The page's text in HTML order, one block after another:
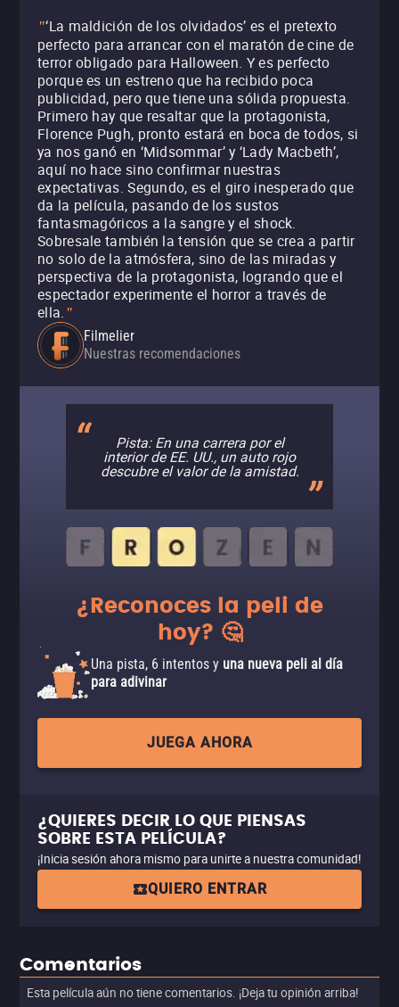
"‘La maldición de los olvidados’ es el pretexto
perfecto para arrancar con el maratón de cine de
terror obligado para Halloween. Y es perfecto
porque es un estreno que ha recibido poca
publicidad, pero que tiene una sólida propuesta.
Primero hay que resaltar que la protagonista,
Florence Pugh, pronto estará en boca de todos, si
ya nos ganó en ‘Midsommar’ y ‘Lady Macbeth’,
aquí no hace sino confirmar nuestras
expectativas. Segundo, es el giro inesperado que
da la película, pasando de los sustos
fantasmagóricos a la sangre y el shock.
Sobresale también la tensión que se crea a partir
no solo de la atmósfera, sino de las miradas y
perspectiva de la protagonista, logrando que el
espectador experimente el horror a través de
ella. "
Filmelier
Nuestras recomendaciones
Pista: En una carrera por el
interior de EE. UU., un auto rojo
descubre el valor de la amistad.
¿Reconoces la peli de
hoy? 🤔
Una pista, 6 intentos y una nueva peli al día
para adivinar
JUEGA AHORA
¿QUIERES DECIR LO QUE PIENSAS
SOBRE ESTA PELÍCULA?
¡Inicia sesión ahora mismo para unirte a nuestra comunidad!
QUIERO ENTRAR
Comentarios
Esta película aún no tiene comentarios. ¡Deja tu opinión arriba!